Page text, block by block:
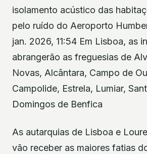
isolamento acústico das
pelo ruído do Aeroporto
jan. 2026, 11:54 Em Lisboa, as
abrangerão as freguesias de
Novas, Alcântara, Campo de
Campolide, Estrela, Lumiar,
Domingos de Benfica
As autarquias de Lisboa e
vão receber as maiores fatias